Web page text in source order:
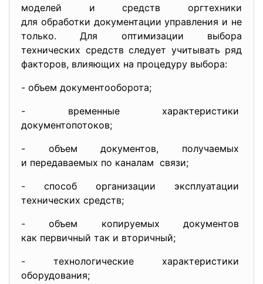
моделей и средств оргтехники
для обработки документации управления и не
только. Для оптимизации выбора
технических средств следует учитывать ряд
факторов, влияющих на процедуру выбора:
- объем документооборота;
- временные характеристики
документопотоков;
- объем документов, получаемых
и передаваемых по каналам связи;
- способ организации эксплуатации
технических средств;
- объем копируемых документов
как первичный так и вторичный;
- технологические характеристики
оборудования;